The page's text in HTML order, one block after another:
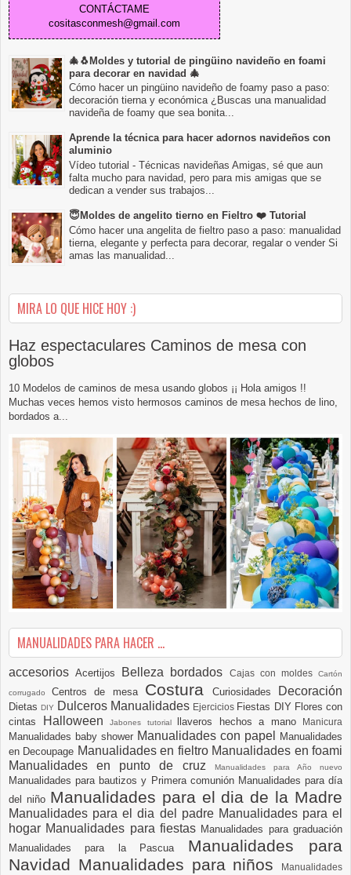
CONTÁCTAME
cositasconmesh@gmail.com
🎄🐧Moldes y tutorial de pingüino navideño en foami
para decorar en navidad 🎄
Cómo hacer un pingüino navideño de foamy paso a paso:
decoración tierna y económica ¿Buscas una manualidad
navideña de foamy que sea bonita...
Aprende la técnica para hacer adornos navideños con
aluminio
Vídeo tutorial - Técnicas navideñas Amigas, sé que aun
falta mucho para navidad, pero para mis amigas que se
dedican a vender sus trabajos...
😇Moldes de angelito tierno en Fieltro ❤️ Tutorial
Cómo hacer una angelita de fieltro paso a paso: manualidad
tierna, elegante y perfecta para decorar, regalar o vender Si
amas las manualidad...
MIRA LO QUE HICE HOY :)
Haz espectaculares Caminos de mesa con
globos
10 Modelos de caminos de mesa usando globos ¡¡ Hola amigos !!
Muchas veces hemos visto hermosos caminos de mesa hechos de lino,
bordados a...
MANUALIDADES PARA HACER ...
accesoriosAcertijos Belleza bordados Cajas con moldesCartón
corrugadoCentros de mesa Costura Curiosidades Decoración
DietasDIY Dulceros Manualidades Ejercicios Fiestas DIY Flores con
cintas
Halloween Jabones tutorial llaveros hechos a mano Manicura
Manualidades baby shower Manualidades con papel
Manualidades
en Decoupage Manualidades en fieltro Manualidades en foami
Manualidades en punto de cruz
Manualidades para Año nuevo
Manualidades para bautizos y Primera comunión Manualidades para día
del niño Manualidades para el dia de la Madre
Manualidades para el dia del padre Manualidades para el
hogar Manualidades para fiestas Manualidades para graduación
Manualidades para la Pascua Manualidades para
Navidad Manualidades para niños
Manualidades